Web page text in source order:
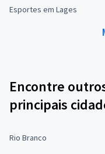
Esportes em Lages
Encontre
principais
Rio Branco